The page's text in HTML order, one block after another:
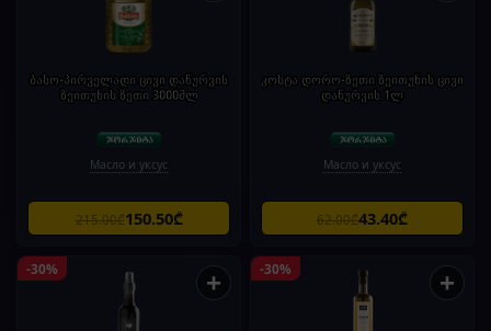
ბასო-პირველადი ცივი დაწურვის
ზეითუნის ზეთი 3000მლ
Масло и уксус
215.00₾150.50₾
კოსტა დორო-ზეთი ზეითუნის ცივი
დაწურვის.1ლ
Масло и уксус
62.00₾43.40₾
-30% + -30% +